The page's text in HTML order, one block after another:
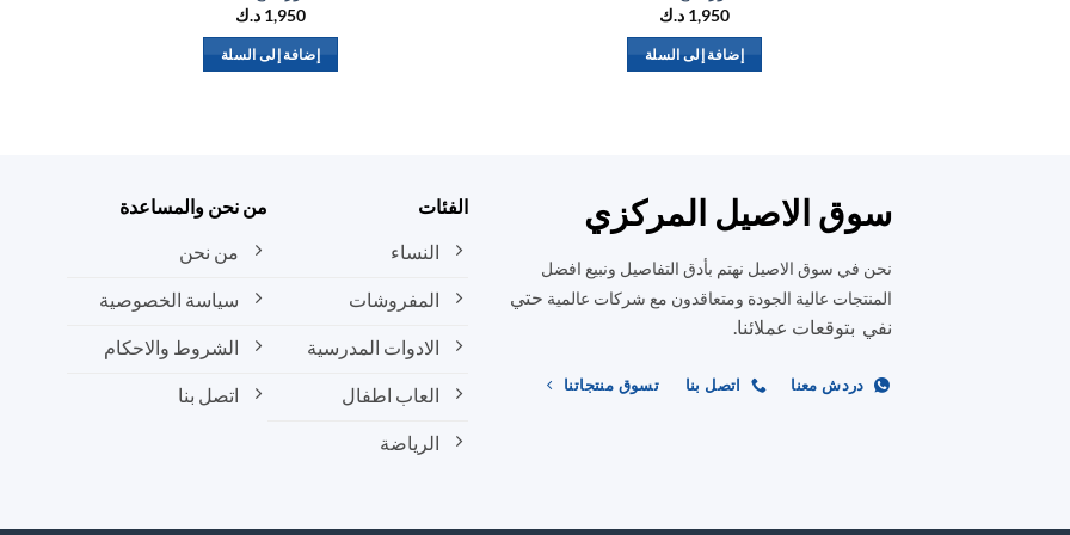
1,950 د.ك
إضافة إلى السلة
1,950 د.ك
إضافة إلى السلة
سوق الاصيل المركزي
نحن في سوق الاصيل نهتم بأدق التفاصيل ونبيع افضل
المنتجات عالية الجودة ومتعاقدون مع شركات عالمية حتي
نفي بتوقعات عملائنا.
دردش معنا اتصل بنا تسوق منتجاتنا
الفئات
النساء
المفروشات
الادوات المدرسية
العاب اطفال
الرياضة
من نحن والمساعدة
من نحن
سياسة الخصوصية
الشروط والاحكام
اتصل بنا